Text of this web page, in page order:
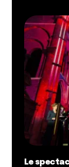
Le